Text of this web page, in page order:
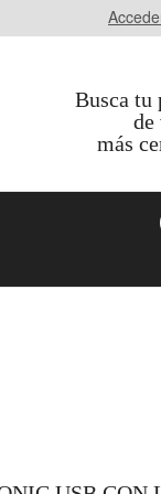
Busca tu
de
más